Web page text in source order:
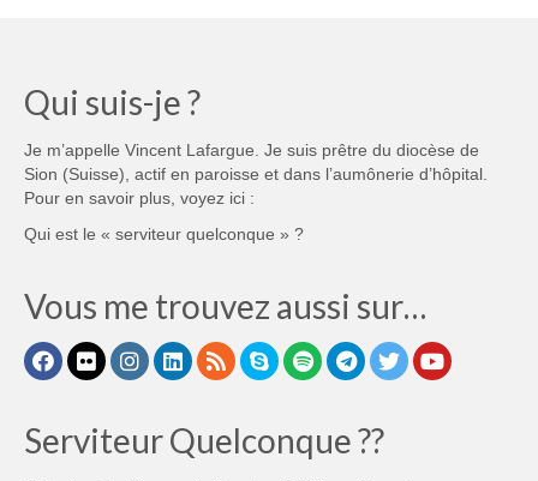
Qui suis-je ?
Je m’appelle Vincent Lafargue. Je suis prêtre du diocèse de
Sion (Suisse), actif en paroisse et dans l’aumônerie d’hôpital.
Pour en savoir plus, voyez ici :
Qui est le « serviteur quelconque » ?
Vous me trouvez aussi sur…
Serviteur Quelconque ??